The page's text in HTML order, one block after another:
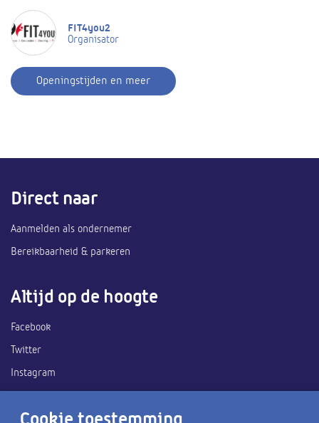
FIT4you2
Organisator
Openingstijden en meer
Direct naar
Aanmelden als ondernemer
Bereikbaarheid & parkeren
Altijd op de hoogte
Facebook
Twitter
Instagram
Ook handig
Cookie toestemming